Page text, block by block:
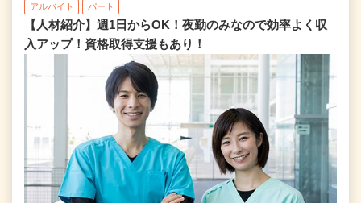
アルバイト パート
【人材紹介】週1日からOK！夜勤のみなので効率よく収
入アップ！資格取得支援もあり！